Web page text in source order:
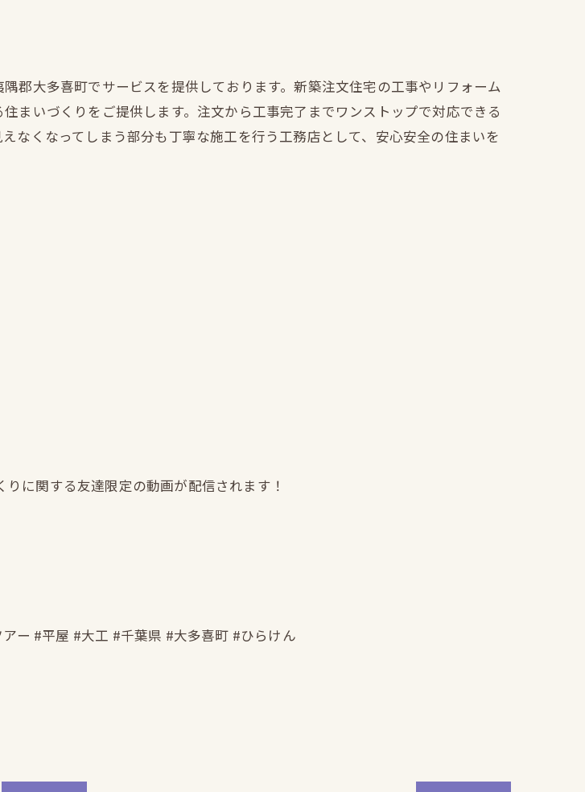
郡大多喜町でサービスを提供しております。新築注文住宅の工事やリフォーム
まいづくりをご提供します。注文から工事完了までワンストップで対応できる
なくなってしまう部分も丁寧な施工を行う工務店として、安心安全の住まいを
に関する友達限定の動画が配信されます！
ー #平屋 #大工 #千葉県 #大多喜町 #ひらけん